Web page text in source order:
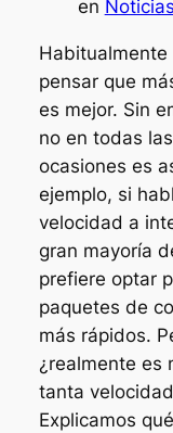
en Noticias
Habitualmente
pensar que
es mejor. Sin
no en todas las
ocasiones es
ejemplo, si
velocidad a
gran mayoría
prefiere optar
paquetes de
más rápidos.
¿realmente es
tanta
Explicamos